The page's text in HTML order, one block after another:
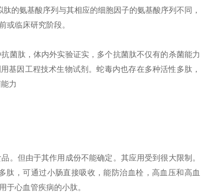
的氨基酸序列与其相应的细胞因子的氨基酸序列不同，
或临床研究阶段。
菌肽，体内外实验证实，多个抗菌肽不仅有的杀菌能力
基因工程技术生物试剂。蛇毒内也存在多种活性多肽，
力
。但由于其作用成份不能确定。其应用受到很大限制。
，可通过小肠直接吸收，能防治血栓，高血压和高血
于心血管疾病的小肽。